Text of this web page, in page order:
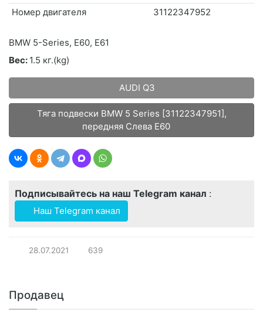
Номер двигателя
31122347952
BMW 5-Series, E60, E61
Вес: 1.5 кг.(kg)
AUDI Q3
Тяга подвески BMW 5 Series [31122347951],
передняя Слева E60
Подписывайтесь на наш Telegram канал :
Наш Telegram канал
28.07.2021 639
Продавец